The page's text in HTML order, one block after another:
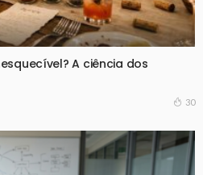
A ciência dos
30